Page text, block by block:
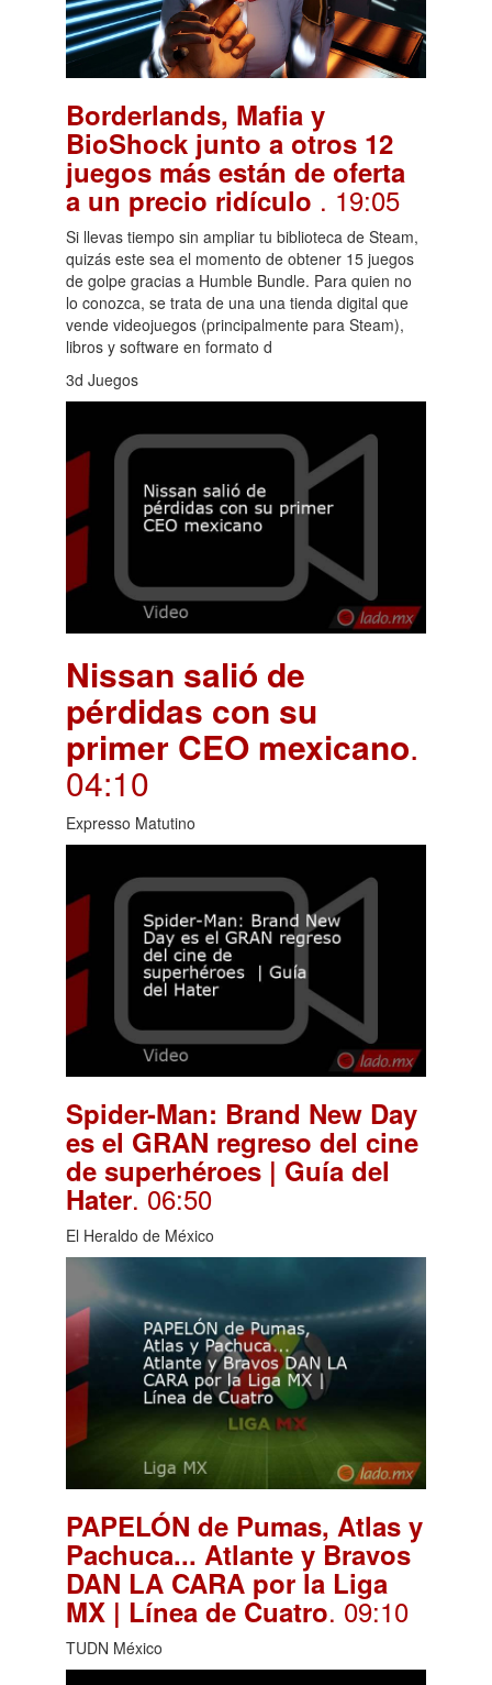
Borderlands, Mafia y
BioShock junto a otros 12
juegos más están de oferta
a un precio ridículo . 19:05
Si llevas tiempo sin ampliar tu biblioteca de Steam,
quizás este sea el momento de obtener 15 juegos
de golpe gracias a Humble Bundle. Para quien no
lo conozca, se trata de una una tienda digital que
vende videojuegos (principalmente para Steam),
libros y software en formato d
3d Juegos
Nissan salió de
pérdidas con su
primer CEO mexicano.
04:10
Expresso Matutino
Spider-Man: Brand New Day
es el GRAN regreso del cine
de superhéroes | Guía del
Hater. 06:50
El Heraldo de México
PAPELÓN de Pumas, Atlas y
Pachuca... Atlante y Bravos
DAN LA CARA por la Liga
MX | Línea de Cuatro. 09:10
TUDN México